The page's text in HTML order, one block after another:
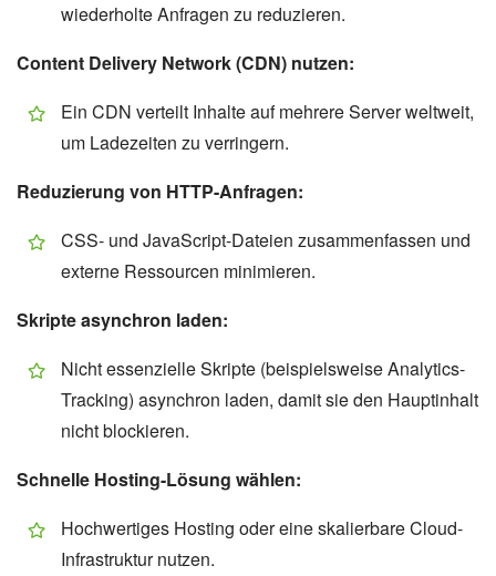
wiederholte Anfragen zu reduzieren.
Content Delivery Network (CDN) nutzen:
Ein CDN verteilt Inhalte auf mehrere Server weltweit,
um Ladezeiten zu verringern.
Reduzierung von HTTP-Anfragen:
CSS- und JavaScript-Dateien zusammenfassen und
externe Ressourcen minimieren.
Skripte asynchron laden:
Nicht essenzielle Skripte (beispielsweise Analytics-
Tracking) asynchron laden, damit sie den Hauptinhalt
nicht blockieren.
Schnelle Hosting-Lösung wählen:
Hochwertiges Hosting oder eine skalierbare Cloud-
Infrastruktur nutzen.